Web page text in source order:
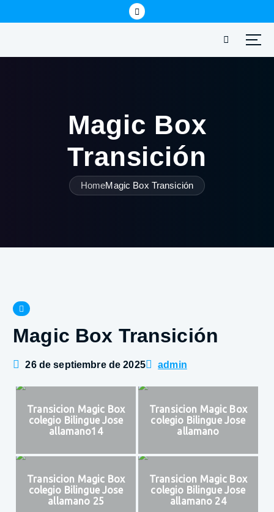
Magic Box
Transición
HomeMagic Box Transición
Magic Box Transición
26 de septiembre de 2025 admin
Transicion Magic Box
colegio Bilingue Jose
allamano14
Transicion Magic Box
colegio Bilingue Jose
allamano
Transicion Magic Box
colegio Bilingue Jose
allamano 25
Transicion Magic Box
colegio Bilingue Jose
allamano 24